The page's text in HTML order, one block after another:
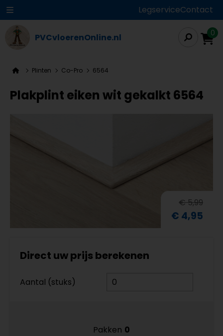
LegserviceContact
PVCvloerenOnline.nl 0
Plinten Co-Pro 6564
Plakplint eiken wit gekalkt 6564
€ 5,99
€ 4,95
Direct uw prijs berekenen
Aantal (stuks)
Pakken 0